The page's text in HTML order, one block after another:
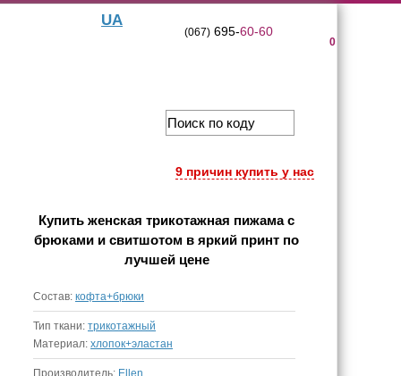
UA
0
(067)695-60-60
9 причин купить у нас
Купить женская трикотажная пижама с
брюками и свитшотом в яркий принт по
лучшей цене
Состав: кофта+брюки
Тип ткани: трикотажный
Материал: хлопок+эластан
Производитель: Ellen